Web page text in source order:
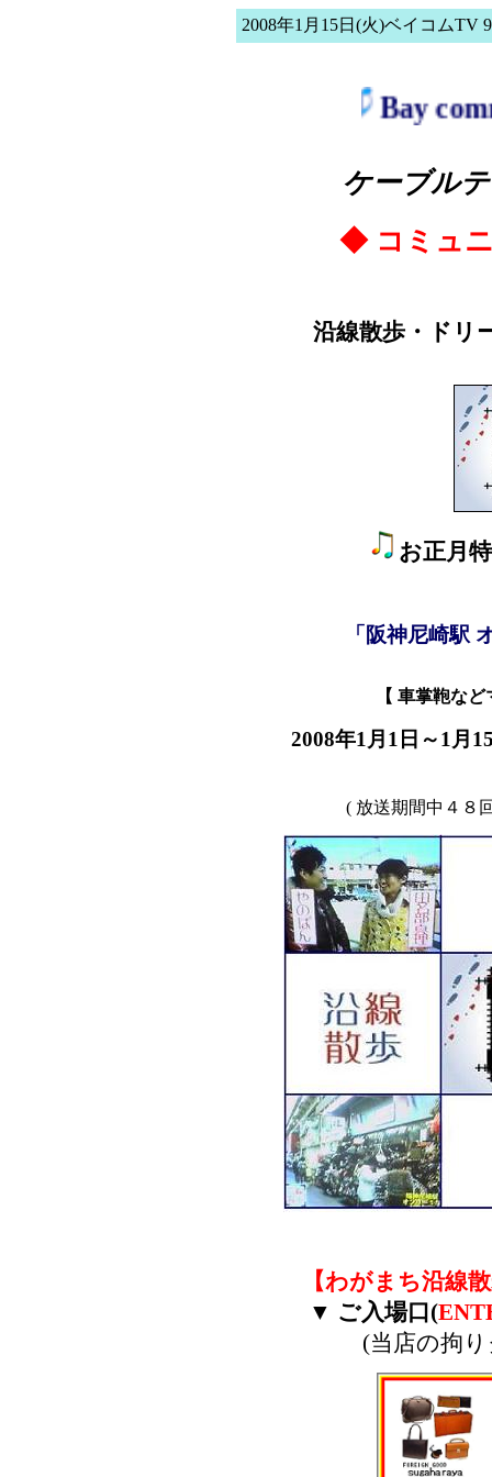
2008年1月15日(火)ベイコムTV
Bay
ケーブル
◆ コミュ
沿線散歩・ドリ
お正月
「阪神尼崎駅
【 車掌鞄な
2008年1月1日～1月
( 放送期間中４８
【わがまち沿線
▼ ご入場口(
(当店の拘